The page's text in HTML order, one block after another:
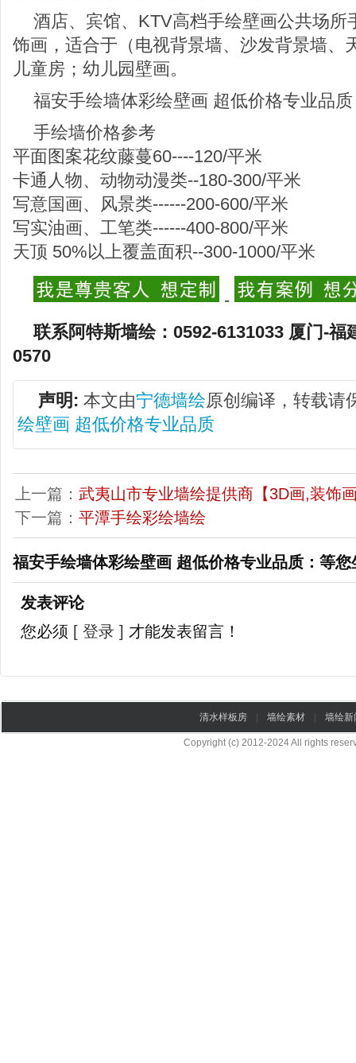
酒店、宾馆、KTV高档手绘壁画公共场所
饰画，适合于（电视背景墙、沙发背景墙、
儿童房；幼儿园壁画。
福安手绘墙体彩绘壁画 超低价格专业品质
手绘墙价格参考
平面图案花纹藤蔓60----120/平米
卡通人物、动物动漫类--180-300/平米
写意国画、风景类------200-600/平米
写实油画、工笔类------400-800/平米
天顶 50%以上覆盖面积--300-1000/平米
-
联系阿特斯墙绘：0592-6131033 厦门-福
0570
声明: 本文由宁德墙绘原创编译，转载请
绘壁画 超低价格专业品质
上一篇： 武夷山市专业墙绘提供商【3D画,装饰
下一篇： 平潭手绘彩绘墙绘
福安手绘墙体彩绘壁画 超低价格专业品质：等您
发表评论
您必须 [ 登录 ] 才能发表留言！
清水样板房 墙绘素材 墙绘新
Copyright (c) 2012-2024 All rights